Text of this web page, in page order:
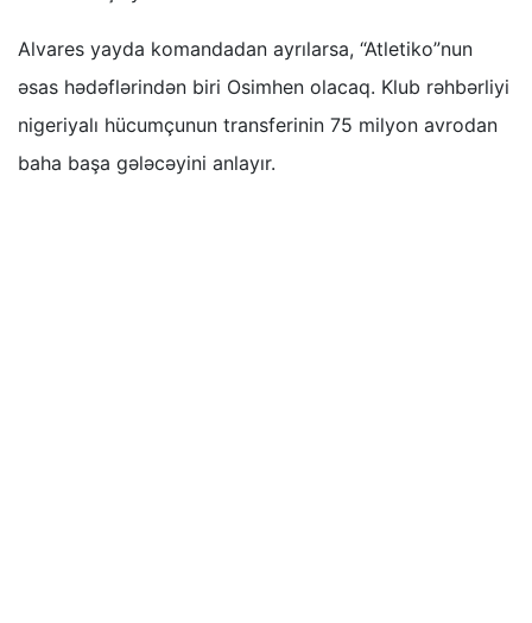
Alvares yayda komandadan ayrılarsa, “Atletiko”nun
əsas hədəflərindən biri Osimhen olacaq. Klub rəhbərliyi
nigeriyalı hücumçunun transferinin 75 milyon avrodan
baha başa gələcəyini anlayır.